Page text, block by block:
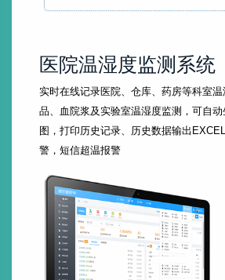
医院温湿度监测系统
实时在线记录医院、仓库、药房等科室
品、血院浆及实验室温湿度监测，可自
图，打印历史记录、历史数据输出
警，短信超温报警